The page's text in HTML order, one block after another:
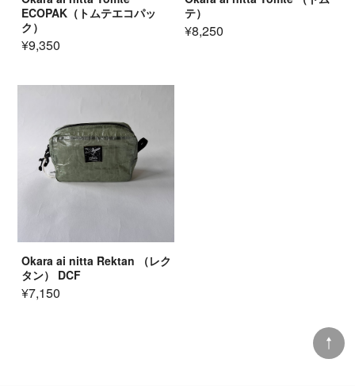
ECOPAK（トムテエコパッ
ク）
¥9,350
テ）
¥8,250
Okara ai nitta Rektan （レク
タン） DCF
¥7,150